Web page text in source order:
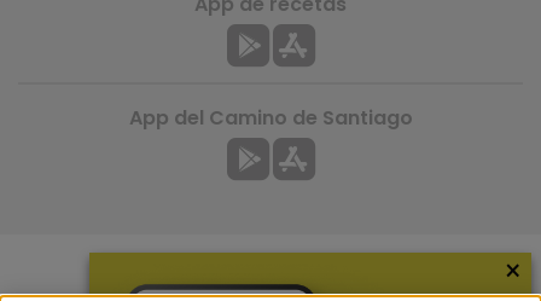
App del Camino de Santiago
×